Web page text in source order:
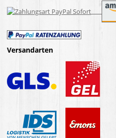
Versandarten